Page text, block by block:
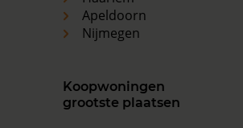
Apeldoorn
Nijmegen
Koopwoningen
grootste plaatsen